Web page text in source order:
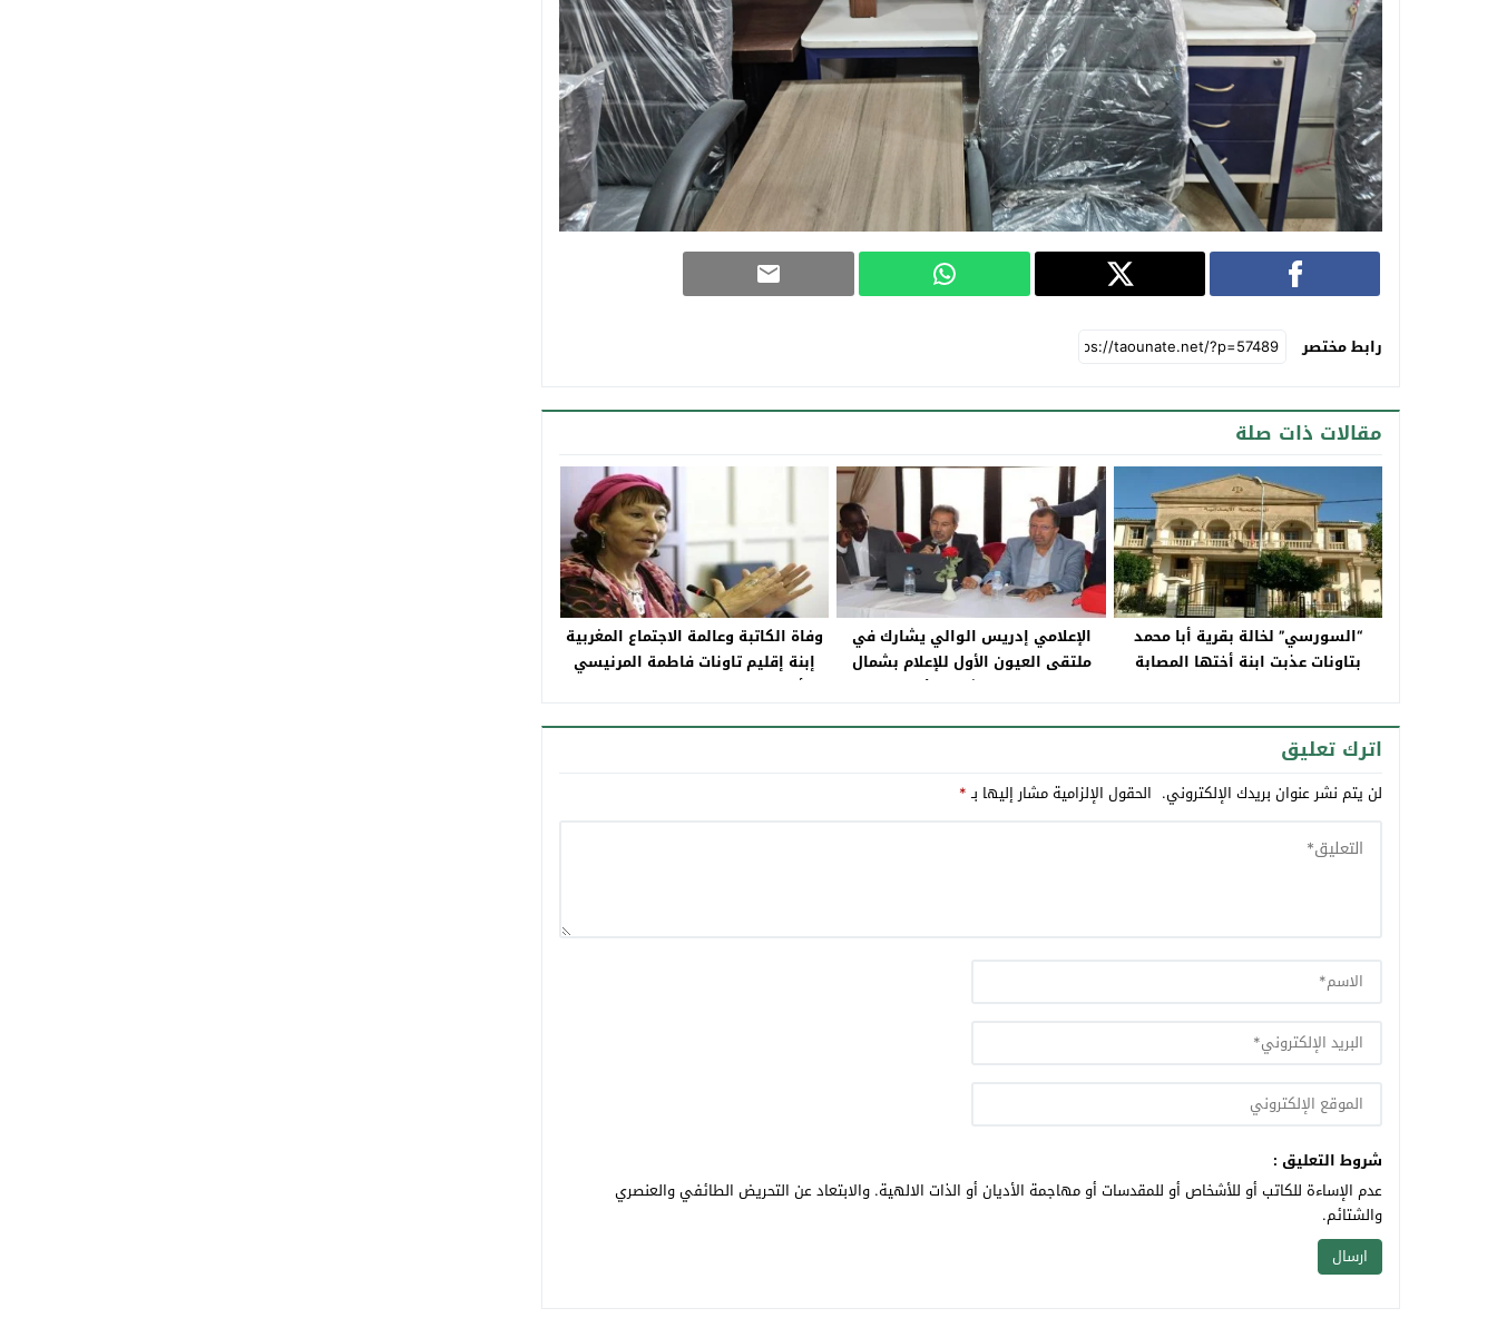
رابط مختصر
مقالات ذات صلة
“السورسي” لخالة بقرية أبا محمد
بتاونات عذبت ابنة أختها المصابة
الإعلامي إدريس الوالي يشارك في
ملتقى العيون الأول للإعلام بشمال
إفريقيا والشرق الأوسط
وفاة الكاتبة وعالمة الاجتماع المغربية
إبنة إقليم تاونات فاطمة المرنيسي
بألمانيا بعد مسيرة حافلة بالعطاء
اترك تعليق
لن يتم نشر عنوان بريدك الإلكتروني. الحقول الإلزامية مشار إليها بـ*
شروط التعليق :
عدم الإساءة للكاتب أو للأشخاص أو للمقدسات أو مهاجمة الأديان أو الذات الالهية. والابتعاد عن التحريض الطائفي والعنصري
والشتائم.